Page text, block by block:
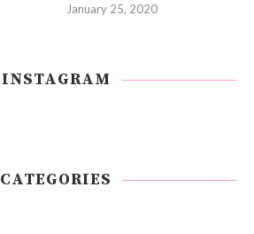
January 25, 2020
INSTAGRAM
CATEGORIES